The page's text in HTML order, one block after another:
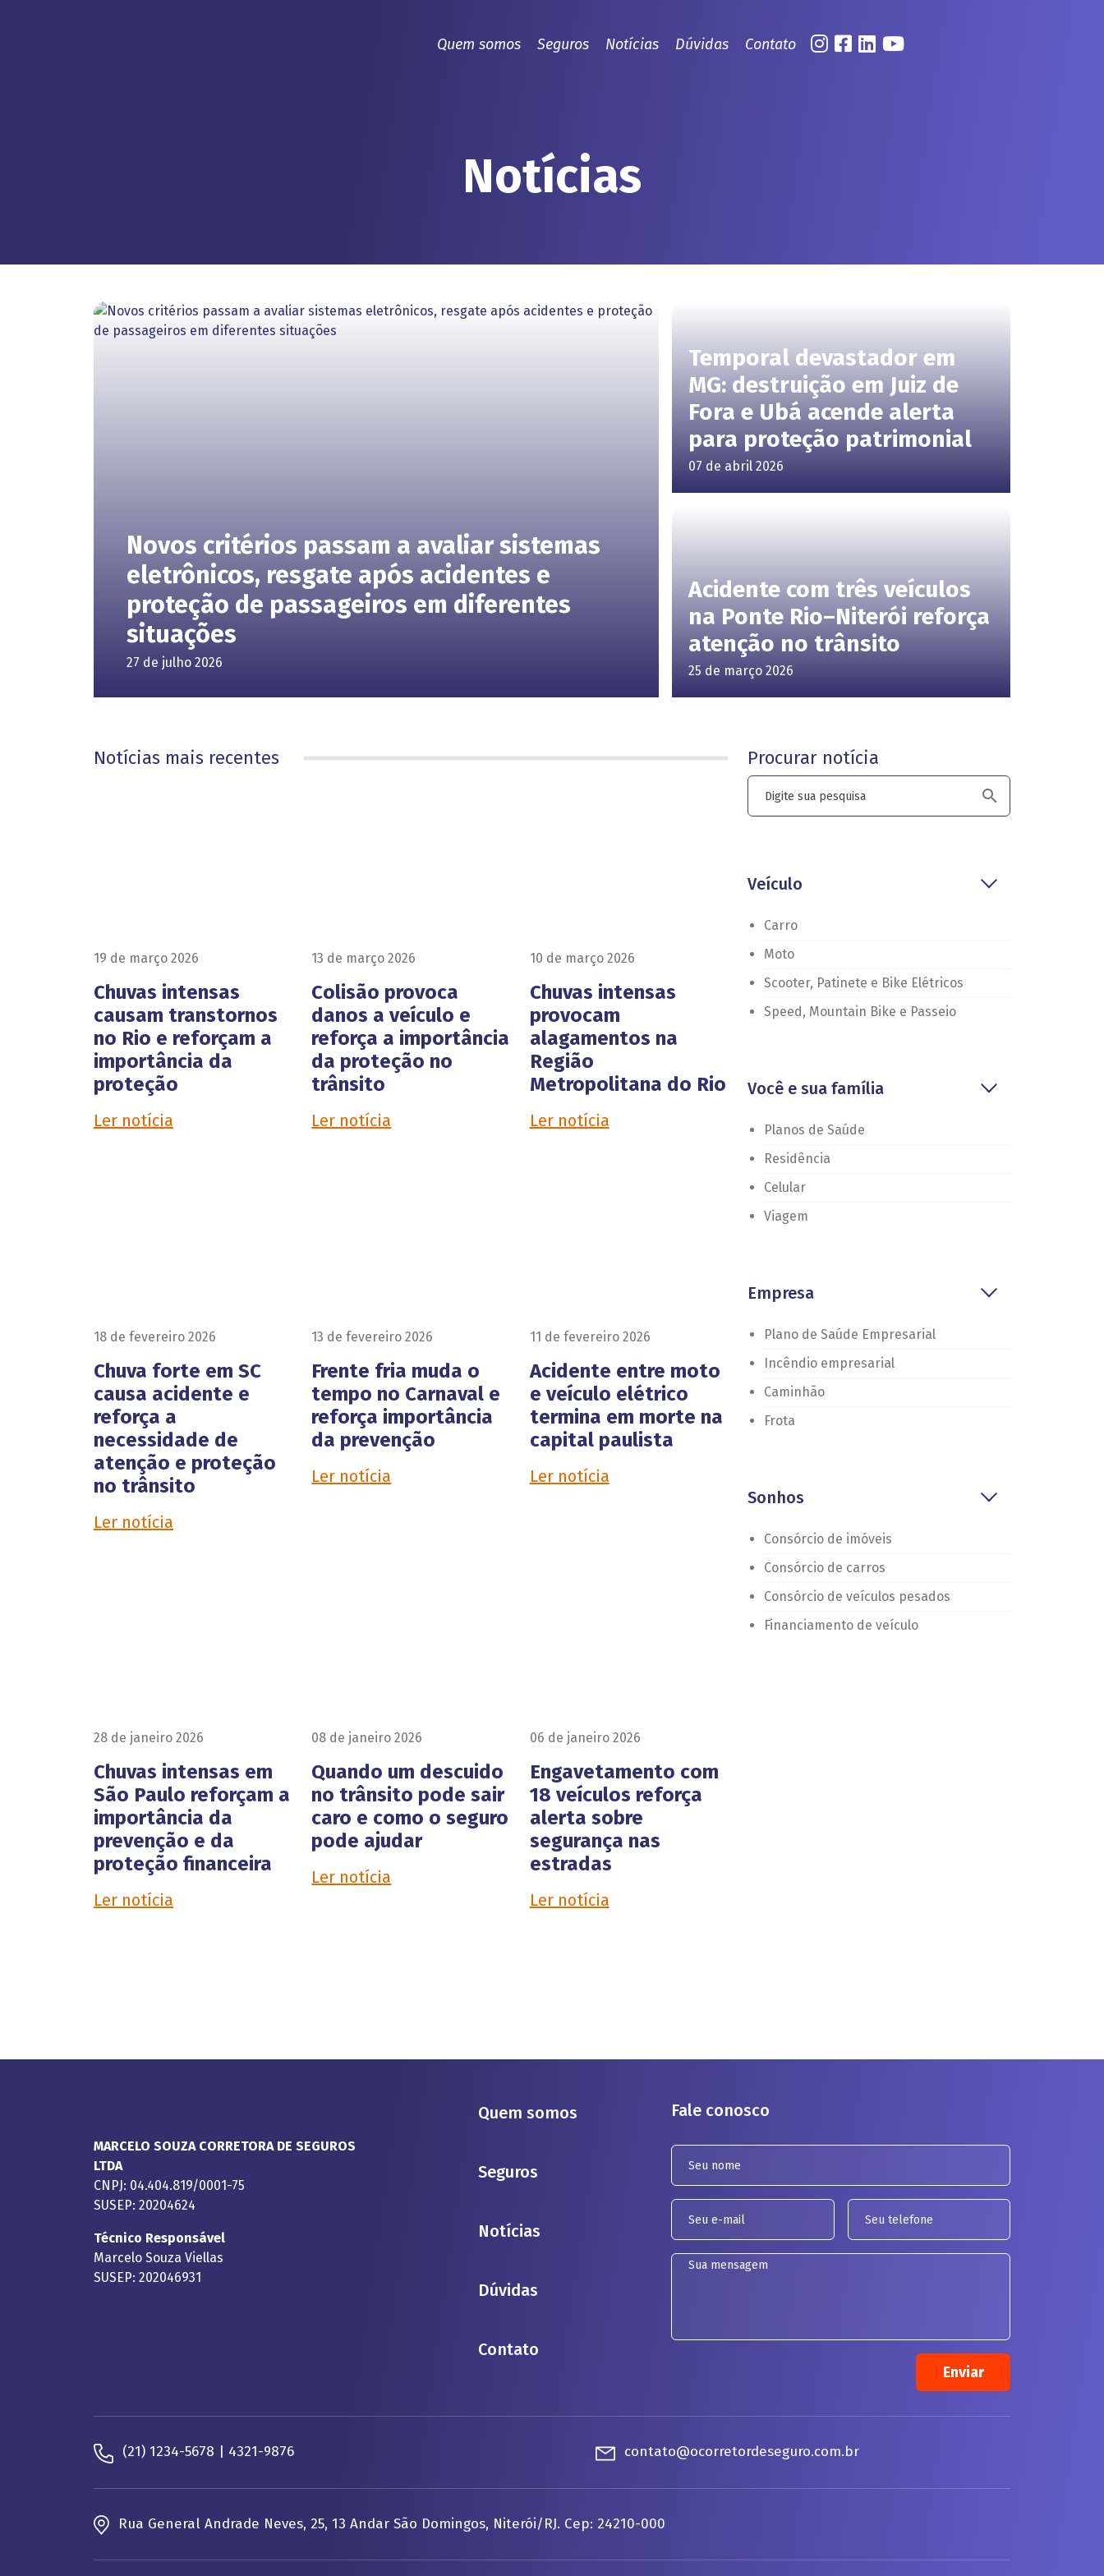
Quem somos Seguros Notícias Dúvidas Contato
Notícias
Novos critérios passam a avaliar sistemas
eletrônicos, resgate após acidentes e
proteção de passageiros em diferentes
situações
27 de julho 2026
Temporal devastador em
MG: destruição em Juiz de
Fora e Ubá acende alerta
para proteção patrimonial
07 de abril 2026
Acidente com três veículos
na Ponte Rio–Niterói reforça
atenção no trânsito
25 de março 2026
Notícias mais recentes
19 de março 2026
Chuvas intensas
causam transtornos
no Rio e reforçam a
importância da
proteção
Ler notícia
13 de março 2026
Colisão provoca
danos a veículo e
reforça a importância
da proteção no
trânsito
Ler notícia
10 de março 2026
Chuvas intensas
provocam
alagamentos na
Região
Metropolitana do Rio
Ler notícia
18 de fevereiro 2026
Chuva forte em SC
causa acidente e
reforça a
necessidade de
atenção e proteção
no trânsito
Ler notícia
13 de fevereiro 2026
Frente fria muda o
tempo no Carnaval e
reforça importância
da prevenção
Ler notícia
11 de fevereiro 2026
Acidente entre moto
e veículo elétrico
termina em morte na
capital paulista
Ler notícia
28 de janeiro 2026
Chuvas intensas em
São Paulo reforçam a
importância da
prevenção e da
proteção financeira
Ler notícia
08 de janeiro 2026
Quando um descuido
no trânsito pode sair
caro e como o seguro
pode ajudar
Ler notícia
06 de janeiro 2026
Engavetamento com
18 veículos reforça
alerta sobre
segurança nas
estradas
Ler notícia
Procurar notícia
Veículo
Carro
Moto
Scooter, Patinete e Bike Elétricos
Speed, Mountain Bike e Passeio
Você e sua família
Planos de Saúde
Residência
Celular
Viagem
Empresa
Plano de Saúde Empresarial
Incêndio empresarial
Caminhão
Frota
Sonhos
Consórcio de imóveis
Consórcio de carros
Consórcio de veículos pesados
Financiamento de veículo
MARCELO SOUZA CORRETORA DE SEGUROS
LTDA
CNPJ: 04.404.819/0001-75
SUSEP: 20204624
Técnico Responsável
Marcelo Souza Viellas
SUSEP: 202046931
Quem somos
Seguros
Notícias
Dúvidas
Contato
Fale conosco
(21) 1234-5678 | 4321-9876 contato@ocorretordeseguro.com.br
Rua General Andrade Neves, 25, 13 Andar São Domingos, Niterói/RJ. Cep: 24210-000